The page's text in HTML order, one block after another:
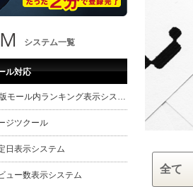
システム一覧
ル対応
Yahoo!版モール内ランキング表示システム
ジツクール
日表示システム
ュー数表示システム